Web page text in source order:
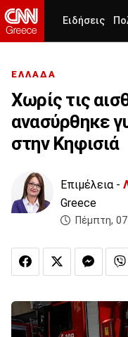
Ειδήσεις
ΕΛΛΑΔΑ
Χωρίς τις
ανασύρθηκε
στην Κηφισιά
Επιμέλεια -
Greece
Πέμπτη,